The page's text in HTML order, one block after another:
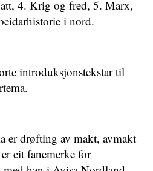
4. Krig og fred, 5. Marx,
i nord.
introduksjonstekstar til
er drøfting av makt, avmakt
eit fanemerke for